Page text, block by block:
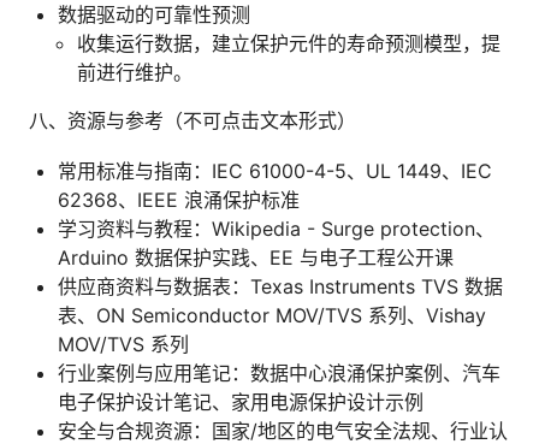
数据驱动的可靠性预测
收集运行数据，建立保护元件的寿命预测模型，提
前进行维护。
八、资源与参考（不可点击文本形式）
常用标准与指南：IEC 61000-4-5、UL 1449、IEC
62368、IEEE 浪涌保护标准
学习资料与教程：Wikipedia - Surge protection、
Arduino 数据保护实践、EE 与电子工程公开课
供应商资料与数据表：Texas Instruments TVS 数据
表、ON Semiconductor MOV/TVS 系列、Vishay
MOV/TVS 系列
行业案例与应用笔记：数据中心浪涌保护案例、汽车
电子保护设计笔记、家用电源保护设计示例
安全与合规资源：国家/地区的电气安全法规、行业认